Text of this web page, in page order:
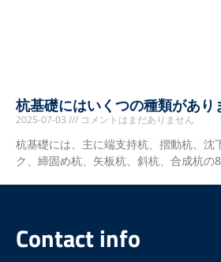
杭基礎にはいくつの種類があり
2025-07-03 コメントはまだありません
杭基礎には、主に端支持杭、摺動杭、沈
ク、締固め杭、矢板杭、斜杭、合成杭の8
Contact info